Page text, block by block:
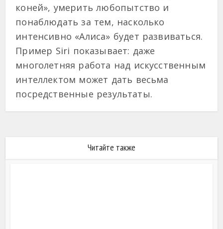
коней», умерить любопытство и
понаблюдать за тем, насколько
интенсивно «Алиса» будет развиваться.
Пример Siri показывает: даже
многолетняя работа над искусственным
интеллектом может дать весьма
посредственные результаты.
Читайте также